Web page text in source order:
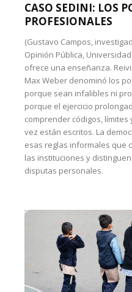
CASO SEDINI: LOS
PROFESIONALES
(Gustavo Campos,
Opinión Pública,
ofrece una enseñanza.
Max Weber denominó los
porque sean infalibles ni
porque el ejercicio
comprender códigos,
vez están escritos. La
esas reglas informales que
las instituciones y
disputas personales.